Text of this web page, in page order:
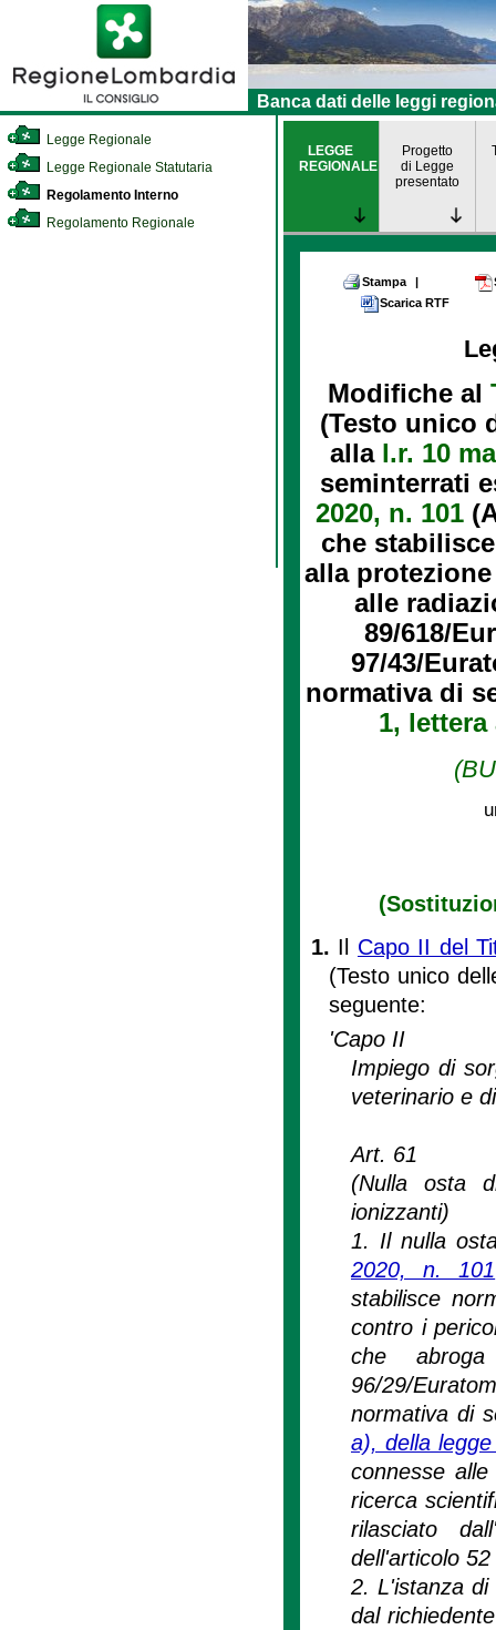
Banca dati delle leggi
Legge Regionale
Legge Regionale Statutaria
Regolamento Interno
Regolamento Regionale
LEGGE
REGIONALE
Progetto
di Legge
presentato
Stampa |
Scarica RTF
Modifiche al
(Testo unico
alla l.r. 10
seminterrati
2020, n. 101
che
alla
alle
89/618/
97/43/
normativa di
1, lettera
1. Il Capo II del
(Testo unico
seguente:
'Capo II
Impiego di
veterinario e
Art. 61
(Nulla osta
ionizzanti)
1. Il nulla
2020, n. 101
stabilisce
contro i
che abroga
96/29/
normativa di
a), della
connesse
ricerca
rilasciato
dell'articolo
2. L'istanza di
dal